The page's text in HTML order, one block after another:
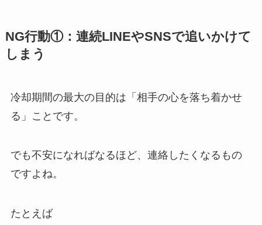
NG行動①：連続LINEやSNSで追いかけて
しまう
冷却期間の最大の目的は「相手の心を落ち着かせ
る」ことです。
でも不安になればなるほど、連絡したくなるもの
ですよね。
たとえば